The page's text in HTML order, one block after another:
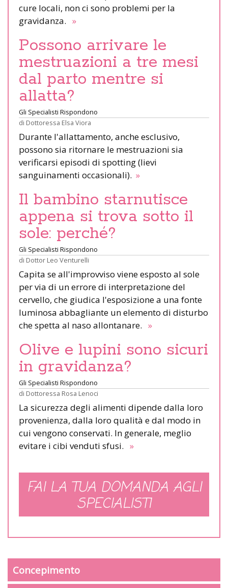
cure locali, non ci sono problemi per la
gravidanza. »
Possono arrivare le
mestruazioni a tre mesi
dal parto mentre si
allatta?
Gli Specialisti Rispondono
di Dottoressa Elsa Viora
Durante l'allattamento, anche esclusivo,
possono sia ritornare le mestruazioni sia
verificarsi episodi di spotting (lievi
sanguinamenti occasionali). »
Il bambino starnutisce
appena si trova sotto il
sole: perché?
Gli Specialisti Rispondono
di Dottor Leo Venturelli
Capita se all'improvviso viene esposto al sole
per via di un errore di interpretazione del
cervello, che giudica l'esposizione a una fonte
luminosa abbagliante un elemento di disturbo
che spetta al naso allontanare. »
Olive e lupini sono sicuri
in gravidanza?
Gli Specialisti Rispondono
di Dottoressa Rosa Lenoci
La sicurezza degli alimenti dipende dalla loro
provenienza, dalla loro qualità e dal modo in
cui vengono conservati. In generale, meglio
evitare i cibi venduti sfusi. »
FAI LA TUA DOMANDA AGLI
SPECIALISTI
Concepimento